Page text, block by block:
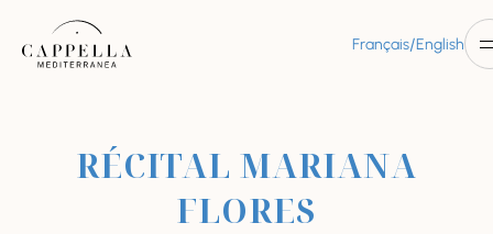
Français/English
RÉCITAL MARIANA
FLORES